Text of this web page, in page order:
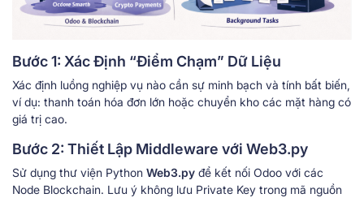
Bước 1: Xác Định “Điểm Chạm” Dữ Liệu
Xác định luồng nghiệp vụ nào cần sự minh bạch và tính bất biến,
ví dụ: thanh toán hóa đơn lớn hoặc chuyển kho các mặt hàng có
giá trị cao.
Bước 2: Thiết Lập Middleware với Web3.py
Sử dụng thư viện Python Web3.py để kết nối Odoo với các
Node Blockchain. Lưu ý không lưu Private Key trong mã nguồn